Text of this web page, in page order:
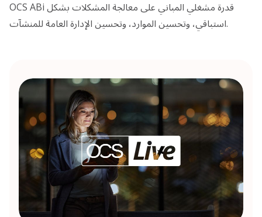
OCS ABi قدرة مشغلي المباني على معالجة المشكلات بشكل
استباقي، وتحسين الموارد، وتحسين الإدارة العامة للمنشآت.